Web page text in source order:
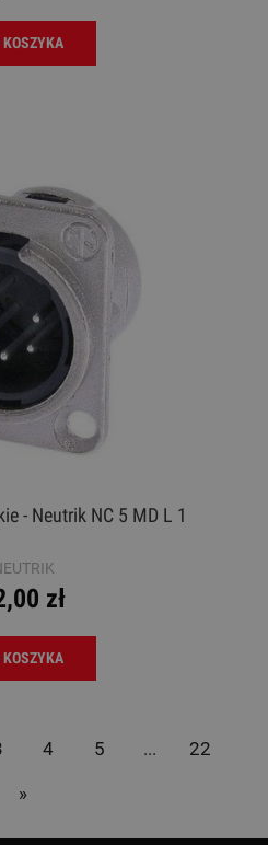
KOSZYKA
- Neutrik NC 5 MD L 1
zł
KOSZYKA
4 5 ... 22
»